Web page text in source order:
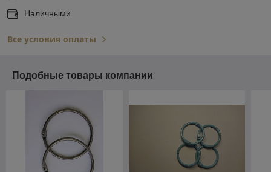
Наличными
Все условия оплаты
Подобные товары компании